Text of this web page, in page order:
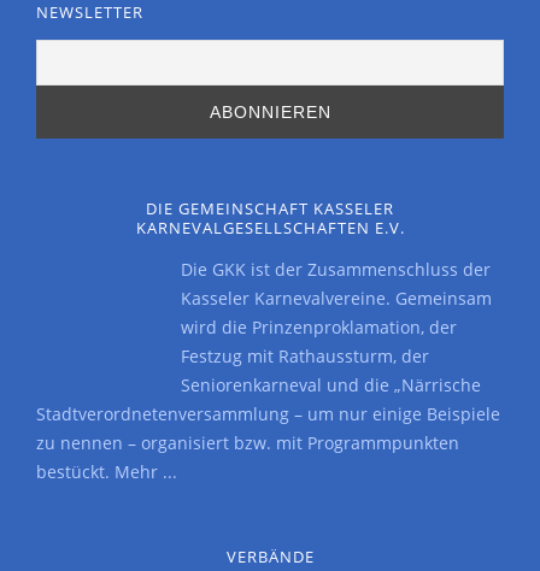
NEWSLETTER
DIE GEMEINSCHAFT KASSELER
KARNEVALGESELLSCHAFTEN E.V.
Die GKK ist der Zusammenschluss der
Kasseler Karnevalvereine. Gemeinsam
wird die Prinzenproklamation, der
Festzug mit Rathaussturm, der
Seniorenkarneval und die „Närrische
Stadtverordnetenversammlung – um nur einige Beispiele
zu nennen – organisiert bzw. mit Programmpunkten
bestückt. Mehr ...
VERBÄNDE